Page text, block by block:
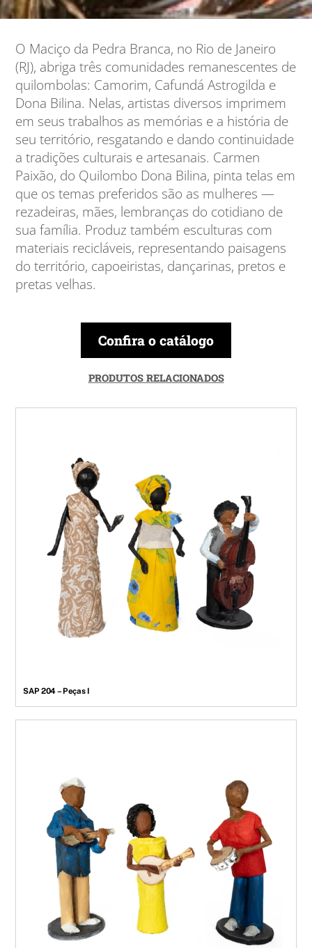
O Maciço da Pedra Branca, no Rio de Janeiro
(RJ), abriga três comunidades remanescentes de
quilombolas: Camorim, Cafundá Astrogilda e
Dona Bilina. Nelas, artistas diversos imprimem
em seus trabalhos as memórias e a história de
seu território, resgatando e dando continuidade
a tradições culturais e artesanais. Carmen
Paixão, do Quilombo Dona Bilina, pinta telas em
que os temas preferidos são as mulheres —
rezadeiras, mães, lembranças do cotidiano de
sua família. Produz também esculturas com
materiais recicláveis, representando paisagens
do território, capoeiristas, dançarinas, pretos e
pretas velhas.
Confira o catálogo
PRODUTOS RELACIONADOS
SAP 204 – Peças I